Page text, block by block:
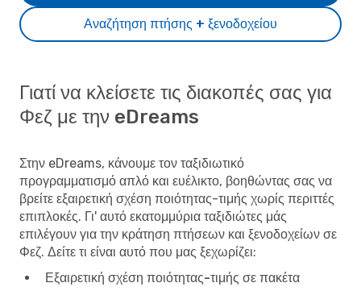
Αναζήτηση πτήσης + ξενοδοχείου
Γιατί να κλείσετε τις διακοπές σας για
Φεζ με την eDreams
Στην eDreams, κάνουμε τον ταξιδιωτικό
προγραμματισμό απλό και ευέλικτο, βοηθώντας σας να
βρείτε εξαιρετική σχέση ποιότητας-τιμής χωρίς περιττές
επιπλοκές. Γι' αυτό εκατομμύρια ταξιδιώτες μάς
επιλέγουν για την κράτηση πτήσεων και ξενοδοχείων σε
Φεζ. Δείτε τι είναι αυτό που μας ξεχωρίζει:
Εξαιρετική σχέση ποιότητας-τιμής σε πακέτα